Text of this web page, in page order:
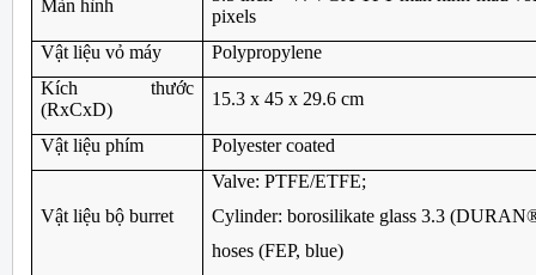
Màn hình
pixels
Vật liệu vỏ máy
Polypropylene
Kích thước
(RxCxD)
15.3 x 45 x 29.6 cm
Vật liệu phím Polyester coated
Vật liệu bộ burret
Valve: PTFE/ETFE;
Cylinder: borosilikate glass 3.3
hoses (FEP, blue)